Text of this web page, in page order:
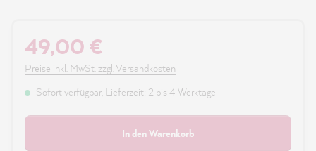
49,00 €
Preise inkl. MwSt. zzgl. Versandkosten
Sofort verfügbar, Lieferzeit: 2 bis 4 Werktage
In den Warenkorb